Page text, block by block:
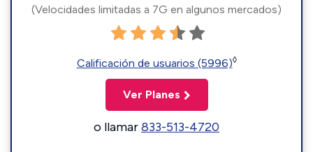
(Velocidades limitadas a 7G en algunos mercados)
Calificación de usuarios (5996)◊
Ver Planes
o llamar833-513-4720